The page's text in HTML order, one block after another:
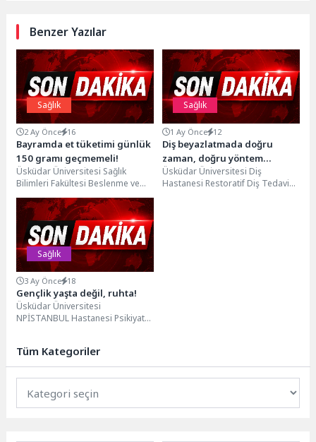
Benzer Yazılar
Sağlık
2 Ay Önce 16
Bayramda et tüketimi günlük
150 gramı geçmemeli!
Üsküdar Üniversitesi Sağlık
Bilimleri Fakültesi Beslenme ve
Diyetetik Bölümü Öğretim
Görevlisi Kübra Şahin, Kurban
Bayramı'nda...
Sağlık
1 Ay Önce 12
Diş beyazlatmada doğru
zaman, doğru yöntem
önemli!
Üsküdar Üniversitesi Diş
Hastanesi Restoratif Diş Tedavisi
Sağlık
3 Ay Önce 18
Gençlik yaşta değil, ruhta!
Üsküdar Üniversitesi
NPİSTANBUL Hastanesi Psikiyatri
Tüm Kategoriler